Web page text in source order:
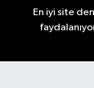
Gazetesi'ni takip
En iyi site